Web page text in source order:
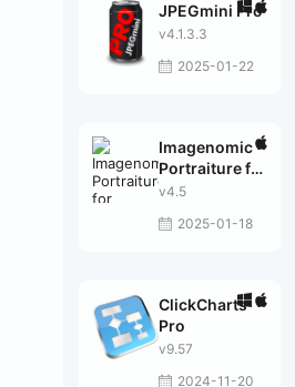
JPEGmini Pro
v4.1.3.3
2025-01-22
Imagenomic
Portraiture for
Adobe
v4.5
2025-01-18
ClickCharts
Pro
v9.57
2024-11-20